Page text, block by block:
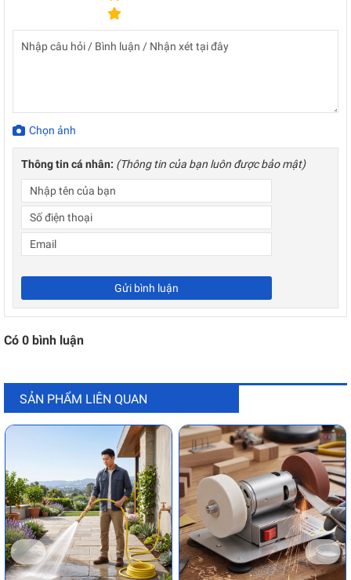
Chọn ảnh
Thông tin cá nhân: (Thông tin của bạn luôn được bảo mật)
Gửi bình luận
Có 0 bình luận
SẢN PHẨM LIÊN QUAN